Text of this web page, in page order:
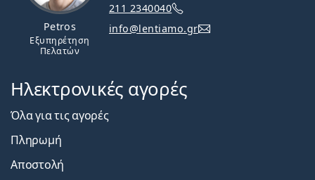
Petros
Εξυπηρέτηση
Πελατών
211 2340040
info@lentiamo.gr
Ηλεκτρονικές αγορές
Όλα για τις αγορές
Πληρωμή
Αποστολή